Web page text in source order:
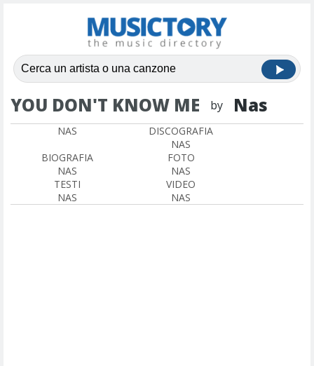
YOU DON'T KNOW ME by Nas
NAS
DISCOGRAFIA
NAS
BIOGRAFIA
NAS
FOTO
NAS
TESTI
NAS
VIDEO
NAS